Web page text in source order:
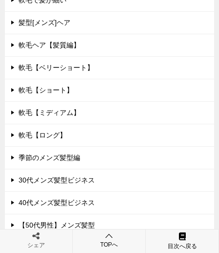
髪型[メンズ]ヘア
軟毛ヘア【髪質編】
軟毛【ベリーショート】
軟毛【ショート】
軟毛【ミディアム】
軟毛【ロング】
季節のメンズ髪型編
30代メンズ髪型ビジネス
40代メンズ髪型ビジネス
【50代男性】メンズ髪型
おすすめワックス
シェア TOPへ 目次へ戻る